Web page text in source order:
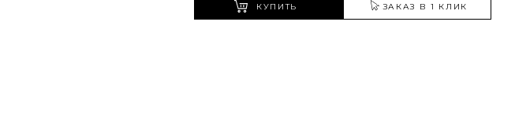
КУПИТЬ ЗАКАЗ В 1 КЛИК